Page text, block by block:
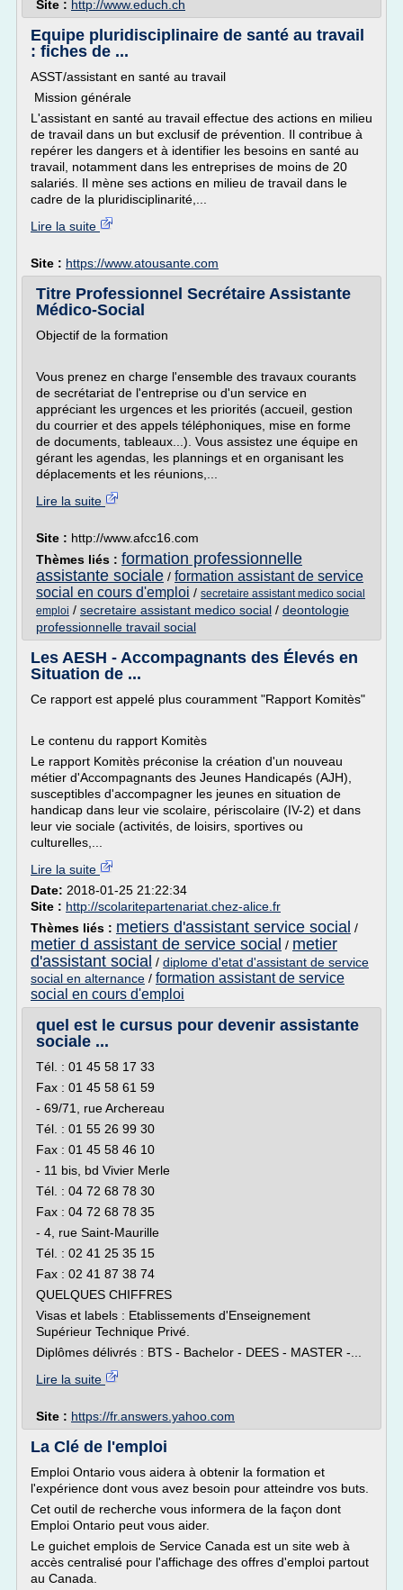
Site : http://www.educh.ch
Equipe pluridisciplinaire de santé au travail
: fiches de ...
ASST/assistant en santé au travail
Mission générale
L'assistant en santé au travail effectue des actions en milieu
de travail dans un but exclusif de prévention. Il contribue à
repérer les dangers et à identifier les besoins en santé au
travail, notamment dans les entreprises de moins de 20
salariés. Il mène ses actions en milieu de travail dans le
cadre de la pluridisciplinarité,...
Lire la suite
Site : https://www.atousante.com
Titre Professionnel Secrétaire Assistante
Médico-Social
Objectif de la formation
Vous prenez en charge l'ensemble des travaux courants
de secrétariat de l'entreprise ou d'un service en
appréciant les urgences et les priorités (accueil, gestion
du courrier et des appels téléphoniques, mise en forme
de documents, tableaux...). Vous assistez une équipe en
gérant les agendas, les plannings et en organisant les
déplacements et les réunions,...
Lire la suite
Site : http://www.afcc16.com
Thèmes liés : formation professionnelle
assistante sociale / formation assistant de service
social en cours d'emploi / secretaire assistant medico social
emploi / secretaire assistant medico social / deontologie
professionnelle travail social
Les AESH - Accompagnants des Élevés en
Situation de ...
Ce rapport est appelé plus couramment "Rapport Komitès"
Le contenu du rapport Komitès
Le rapport Komitès préconise la création d'un nouveau
métier d'Accompagnants des Jeunes Handicapés (AJH),
susceptibles d'accompagner les jeunes en situation de
handicap dans leur vie scolaire, périscolaire (IV-2) et dans
leur vie sociale (activités, de loisirs, sportives ou
culturelles,...
Lire la suite
Date: 2018-01-25 21:22:34
Site : http://scolaritepartenariat.chez-alice.fr
Thèmes liés : metiers d'assistant service social /
metier d assistant de service social / metier
d'assistant social / diplome d'etat d'assistant de service
social en alternance / formation assistant de service
social en cours d'emploi
quel est le cursus pour devenir assistante
sociale ...
Tél. : 01 45 58 17 33
Fax : 01 45 58 61 59
- 69/71, rue Archereau
Tél. : 01 55 26 99 30
Fax : 01 45 58 46 10
- 11 bis, bd Vivier Merle
Tél. : 04 72 68 78 30
Fax : 04 72 68 78 35
- 4, rue Saint-Maurille
Tél. : 02 41 25 35 15
Fax : 02 41 87 38 74
QUELQUES CHIFFRES
Visas et labels : Etablissements d'Enseignement
Supérieur Technique Privé.
Diplômes délivrés : BTS - Bachelor - DEES - MASTER -...
Lire la suite
Site : https://fr.answers.yahoo.com
La Clé de l'emploi
Emploi Ontario vous aidera à obtenir la formation et
l'expérience dont vous avez besoin pour atteindre vos buts.
Cet outil de recherche vous informera de la façon dont
Emploi Ontario peut vous aider.
Le guichet emplois de Service Canada est un site web à
accès centralisé pour l'affichage des offres d'emploi partout
au Canada.